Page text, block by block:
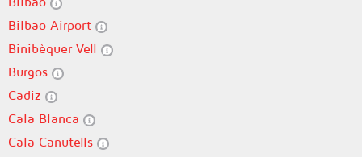
Bilbao Airport
Binibèquer Vell
Burgos
Cadiz
Cala Blanca
Cala Canutells